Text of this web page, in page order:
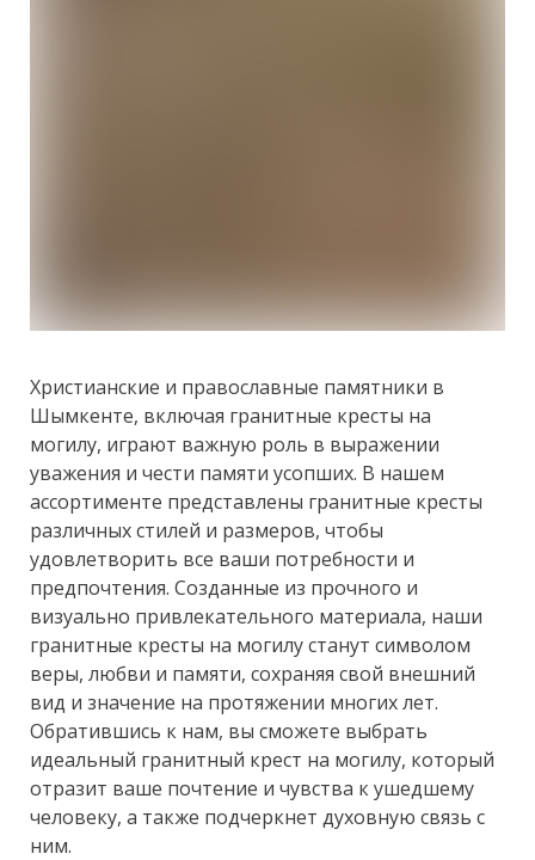
Христианские и православные памятники в
Шымкенте, включая гранитные кресты на
могилу, играют важную роль в выражении
уважения и чести памяти усопших. В нашем
ассортименте представлены гранитные кресты
различных стилей и размеров, чтобы
удовлетворить все ваши потребности и
предпочтения. Созданные из прочного и
визуально привлекательного материала, наши
гранитные кресты на могилу станут символом
веры, любви и памяти, сохраняя свой внешний
вид и значение на протяжении многих лет.
Обратившись к нам, вы сможете выбрать
идеальный гранитный крест на могилу, который
отразит ваше почтение и чувства к ушедшему
человеку, а также подчеркнет духовную связь с
ним.